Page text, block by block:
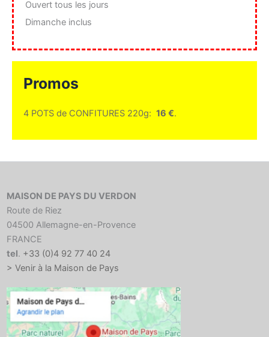
Ouvert tous les jours
Dimanche inclus
Promos
4 POTS de CONFITURES 220g: 16 €.
MAISON DE PAYS DU VERDON
Route de Riez
04500 Allemagne-en-Provence
FRANCE
tel. +33 (0)4 92 77 40 24
> Venir à la Maison de Pays